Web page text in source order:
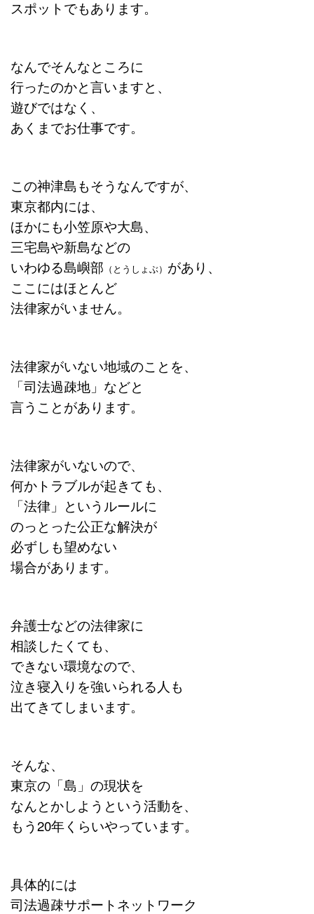
スポットでもあります。
なんでそんなところに
行ったのかと言いますと、
遊びではなく、
あくまでお仕事です。
この神津島もそうなんですが、
東京都内には、
ほかにも小笠原や大島、
三宅島や新島などの
いわゆる島嶼部 （とうしょぶ） があり、
ここにはほとんど
法律家がいません。
法律家がいない地域のことを、
「司法過疎地」などと
言うことがあります。
法律家がいないので、
何かトラブルが起きても、
「法律」というルールに
のっとった公正な解決が
必ずしも望めない
場合があります。
弁護士などの法律家に
相談したくても、
できない環境なので、
泣き寝入りを強いられる人も
出てきてしまいます。
そんな、
東京の「島」の現状を
なんとかしようという活動を、
もう20年くらいやっています。
具体的には
司法過疎サポートネットワーク